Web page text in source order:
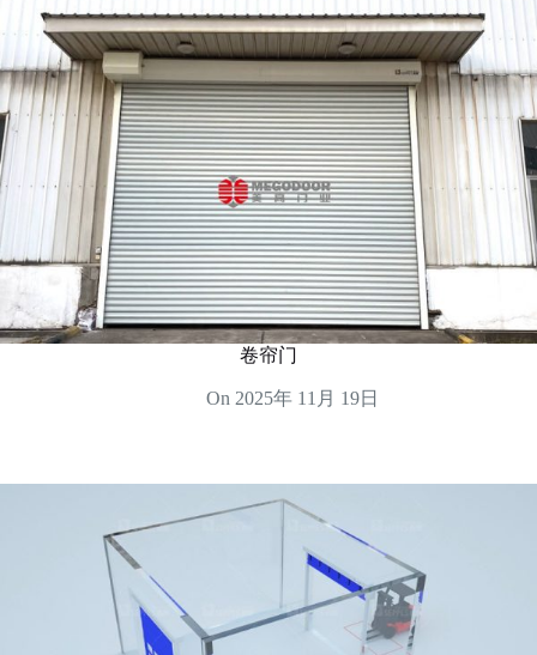
卷帘门
On 2025年 11月 19日